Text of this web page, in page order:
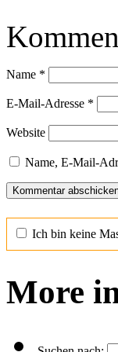
Name *
E-Mail-Adresse *
Website
Name, E-Mail-
Ich bin keine
More